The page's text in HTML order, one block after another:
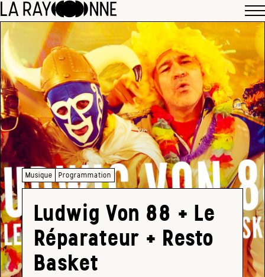
Musique Programmation
Ludwig Von 88 + Le
Réparateur + Resto
Basket